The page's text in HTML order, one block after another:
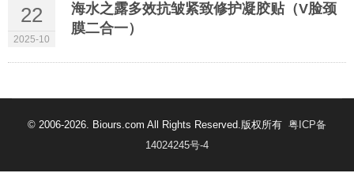
22
2025-10
海水之露多效抗皱紧致修护凝胶贴（V脸颈
膜二合一）
© 2006-2026. Biours.com All Rights Reserved.版权所有 粤ICP备
14024245号-4